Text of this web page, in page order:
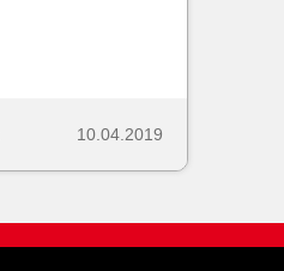
10.04.2019